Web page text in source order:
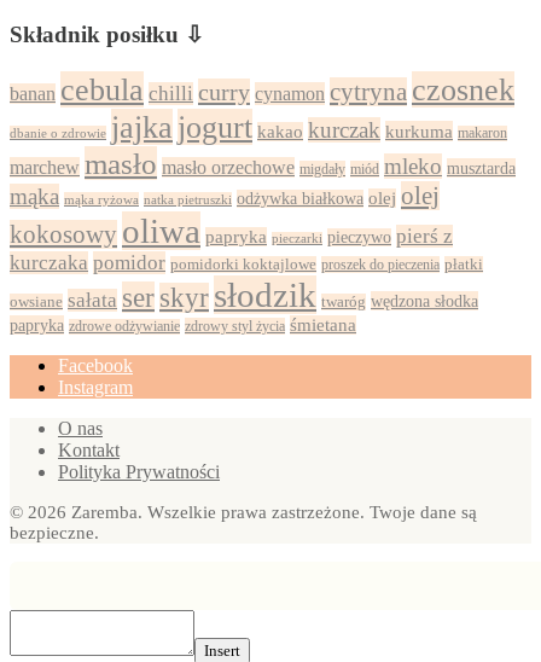
Składnik posiłku ⇩
banan cebula chilli curry cynamon cytryna czosnek
dbanie o zdrowie jajka jogurt kakao kurczak kurkuma makaron
marchew masło masło orzechowe migdały miód mleko musztarda
mąka mąka ryżowa natka pietruszki odżywka białkowa olej olej
kokosowy oliwa papryka pieczarki pieczywo pierś z
kurczaka pomidor pomidorki koktajlowe proszek do pieczenia płatki
owsiane sałata ser skyr słodzik twaróg wędzona słodka
papryka zdrowe odżywianie zdrowy styl życia śmietana
Facebook
Instagram
O nas
Kontakt
Polityka Prywatności
© 2026 Zaremba. Wszelkie prawa zastrzeżone. Twoje dane są
bezpieczne.
Insert